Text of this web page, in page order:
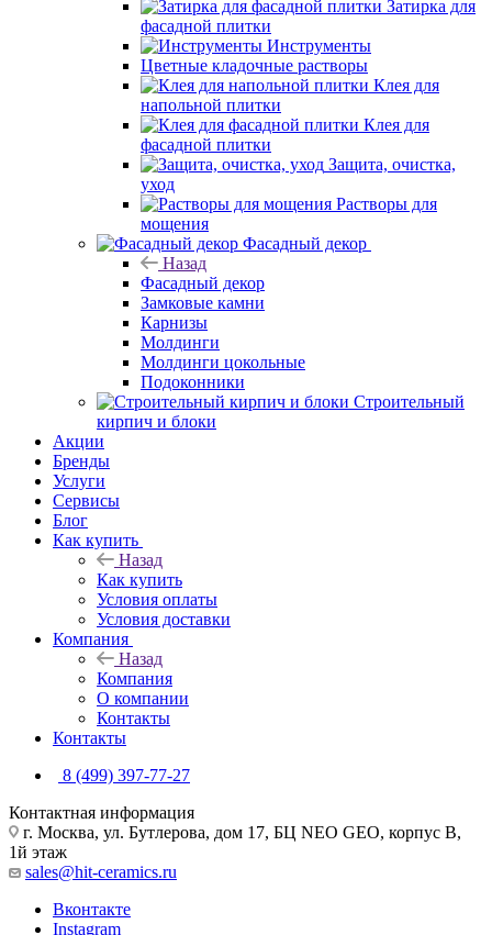
Затирка для
фасадной плитки
Инструменты
Цветные кладочные растворы
Клея для
напольной плитки
Клея для
фасадной плитки
Защита, очистка,
уход
Растворы для
мощения
Фасадный декор
Назад
Фасадный декор
Замковые камни
Карнизы
Молдинги
Молдинги цокольные
Подоконники
Строительный
кирпич и блоки
Акции
Бренды
Услуги
Сервисы
Блог
Как купить
Назад
Как купить
Условия оплаты
Условия доставки
Компания
Назад
Компания
О компании
Контакты
Контакты
8 (499) 397-77-27
Контактная информация
г. Москва, ул. Бутлерова, дом 17, БЦ NEO GEO, корпус В,
1й этаж
sales@hit-ceramics.ru
Вконтакте
Instagram